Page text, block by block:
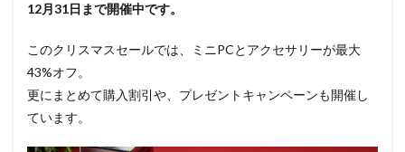
12月31日まで開催中です。
このクリスマスセールでは、ミニPCとアクセサリーが最大
43%オフ。
更にまとめて購入割引や、プレゼントキャンペーンも開催し
ています。